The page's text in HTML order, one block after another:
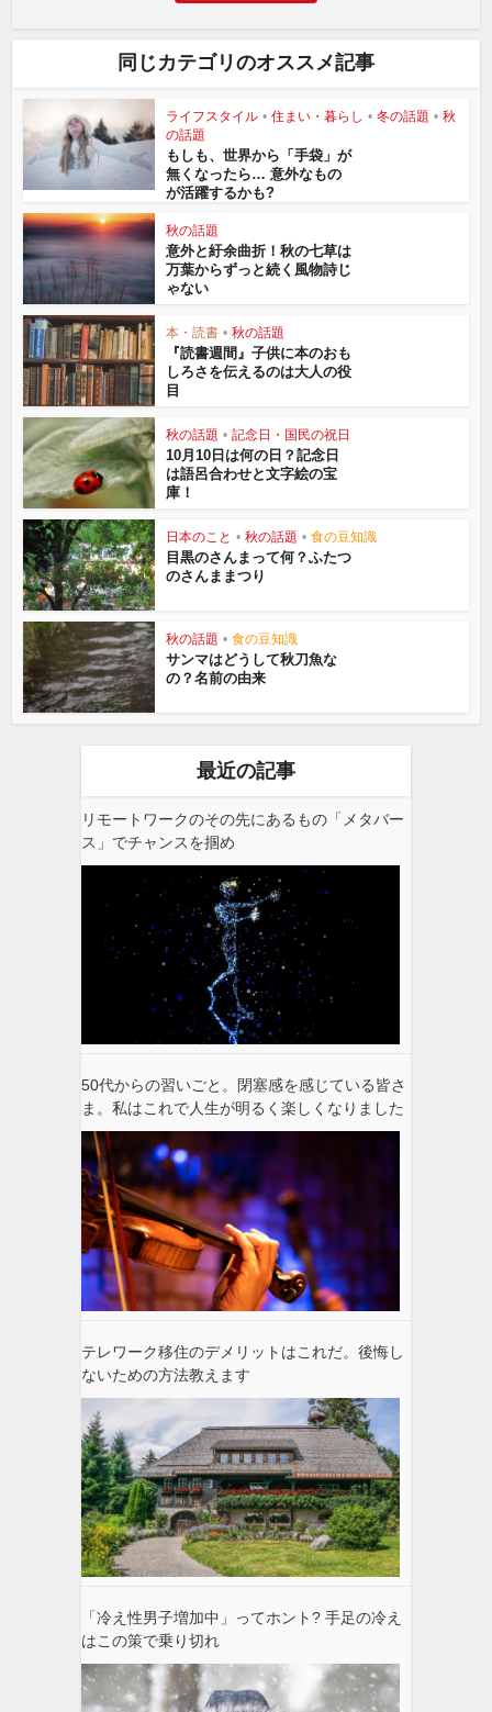
同じカテゴリのオススメ記事
ライフスタイル • 住まい・暮らし • 冬の話題 • 秋
の話題
もしも、世界から「手袋」が
無くなったら… 意外なもの
が活躍するかも?
秋の話題
意外と紆余曲折！秋の七草は
万葉からずっと続く風物詩じ
ゃない
本・読書 • 秋の話題
『読書週間』子供に本のおも
しろさを伝えるのは大人の役
目
秋の話題 • 記念日・国民の祝日
10月10日は何の日？記念日
は語呂合わせと文字絵の宝
庫！
日本のこと • 秋の話題 • 食の豆知識
目黒のさんまって何？ふたつ
のさんままつり
秋の話題 • 食の豆知識
サンマはどうして秋刀魚な
の？名前の由来
最近の記事
リモートワークのその先にあるもの「メタバー
ス」でチャンスを掴め
50代からの習いごと。閉塞感を感じている皆さ
ま。私はこれで人生が明るく楽しくなりました
テレワーク移住のデメリットはこれだ。後悔し
ないための方法教えます
「冷え性男子増加中」ってホント? 手足の冷え
はこの策で乗り切れ